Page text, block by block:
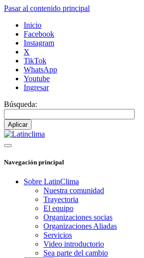
Pasar al contenido principal
Inicio
Facebook
Instagram
X
TikTok
WhatsApp
Youtube
Ingresar
Búsqueda:
Navegación principal
Sobre LatinClima
Nuestra comunidad
Trayectoria
El equipo
Organizaciones socias
Organizaciones Aliadas
Servicios
Video introductorio
Sea parte del cambio